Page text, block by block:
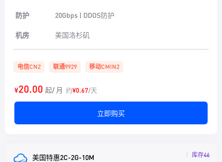
防护 20Gbps | DDOS防护
机房 美国洛杉矶
电信CN2 联通9929 移动CMIN2
¥20.00 起/ 月 约¥0.67/天
立即购买
美国特惠2C-2G-10M 库存46